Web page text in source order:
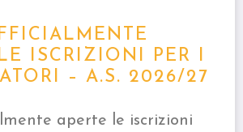
ISCRIZIONI PER I
– A.S. 2026/27
aperte le iscrizioni